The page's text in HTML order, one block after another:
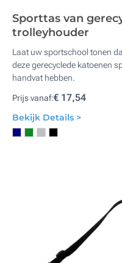
Sporttas van
trolleyhouder
Laat uw sportschool tonen
deze gerecyclede katoenen
handvat hebben.
Prijs vanaf:€ 17,54
Bekijk Details >